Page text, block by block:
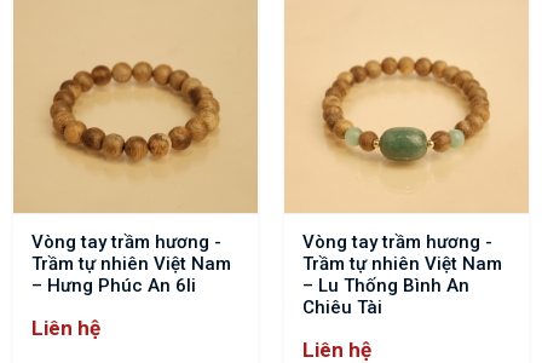
Vòng tay trầm hương -
Trầm tự nhiên Việt Nam
– Hưng Phúc An 6li
Liên hệ
Vòng tay trầm hương -
Trầm tự nhiên Việt Nam
– Lu Thống Bình An
Chiêu Tài
Liên hệ